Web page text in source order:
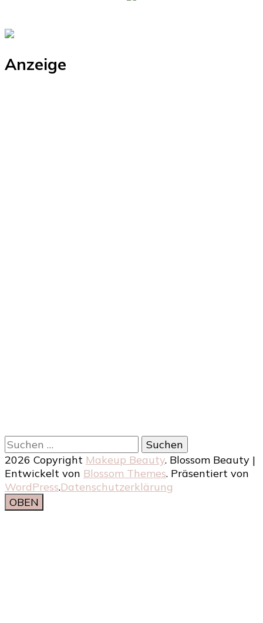
Anzeige
Suchen
nach:
2026 Copyright Makeup Beauty. Blossom Beauty |
Entwickelt von Blossom Themes. Präsentiert von
WordPress.Datenschutzerklärung
OBEN